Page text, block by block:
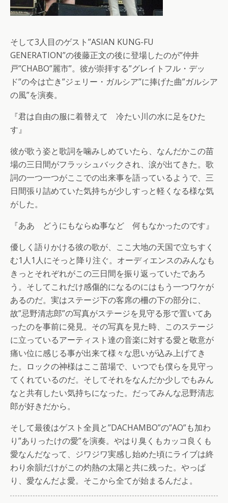
そして3人目のゲスト”ASIAN KUNG-FU
GENERATION”の後藤正文の後に登場したのが”仲井
戸”CHABO”麗市”。彼が崇拝する”グレイトフル・デッ
ド”の今は亡き”ジェリー・ガルシア”に捧げた曲”ガルシア
の風”を演奏。
『君は自由の服に着替えて 冷たい川の水に足をひた
す』
彼が歌う姿と歌詞を噛みしめていたら、なんだかこの苗
場の三日間がフラッシュバックされ、涙が出てきた。歌
詞の一つ一つがここでの出来事を語っているようで、三
日間張り詰めていた気持ちが少しすっと軽くなる様な気
がした。
『ああ どうにもならぬ事など 何もなかったのです』
優しく語りかける彼の歌が、ここ大地の天国で立ちすく
む1人1人にそっと降り注ぐ。オーディエンスのみんなも
きっとそれぞれがこの三日間を振り返っていたであろ
う。そしてこれだけ感傷的になるのにはもう一つワケが
あるのだ。実はステージ下の客席の柵の下の部分に、
故”忌野清志郎”の写真がステージを見守る形で置いてあ
ったのを事前に発見。その写真を見た時、このステージ
に立っているアーティスト達の音楽に対する愛と敬意が
痛い位に感じる事が出来て様々な思いが込み上げてき
た。ロックの神様はここ苗場で、いつでも僕らを見守っ
てくれているのだ。そしてそれをなんだか少しでもみん
なと共有したい気持ちになった。だってみんな忌野清志
郎が好きだから。
そして最後はゲスト全員と”DACHAMBO”の”AO”も加わ
り”ありったけの愛”を演奏。やはり臭くもカッコ良くも
愛なんだなって、ジワジワ実感し始めた頃にライブは終
わり余韻だけがこの灼熱の太陽と共に残った。やっぱ
り、愛なんだよ愛。そこから全てが始まるんだよ。